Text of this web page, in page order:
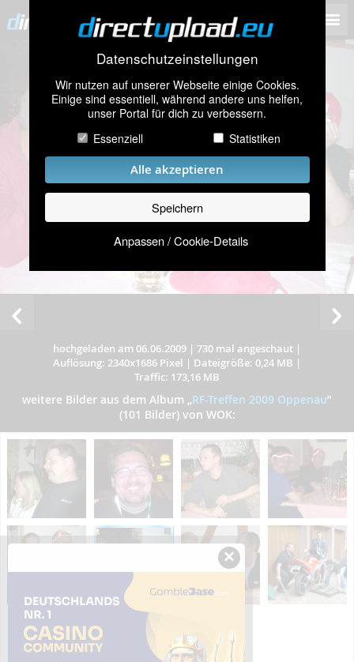
Datenschutzeinstellungen
Wir nutzen auf unserer Webseite einige Cookies.
Einige sind essentiell, während andere uns helfen,
unser Portal für dich zu verbessern.
Essenziell
Statistiken
Alle akzeptieren
Speichern
Anpassen / Cookie-Details
hochgeladen am 06.06.2009 | 730 mal angeschaut |
Auflösung: 2340x1686 Pixel | Dateigröße: 0,24 MB |
Traffic: 173,16 MB
weitere Bilder aus dem Album „RF-Treffen 2009 Oppenau”
(101 Bilder) von WOK:
×